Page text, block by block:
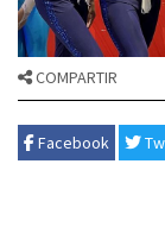
COMPARTIR
Facebook